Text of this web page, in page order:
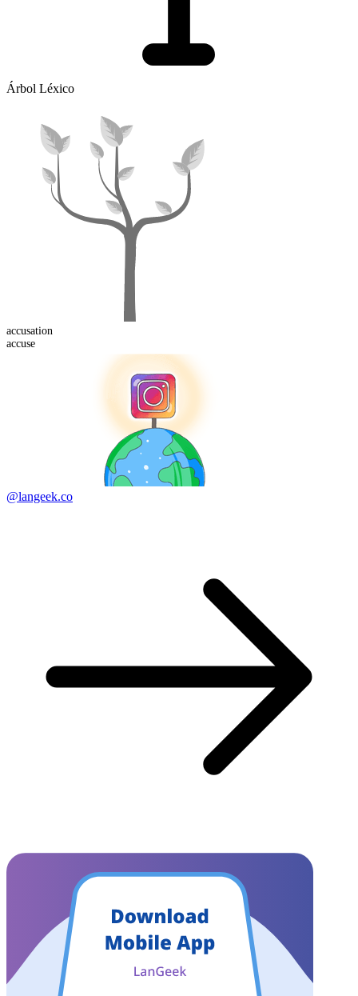
Árbol Léxico
accusation
accuse
@langeek.co